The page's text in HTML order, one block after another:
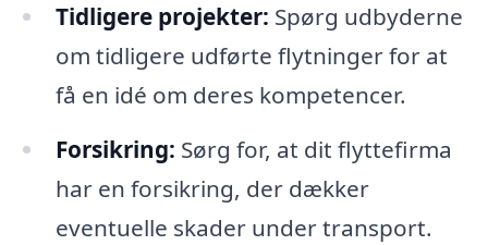
Tidligere projekter: Spørg udbyderne
om tidligere udførte flytninger for at
få en idé om deres kompetencer.
Forsikring: Sørg for, at dit flyttefirma
har en forsikring, der dækker
eventuelle skader under transport.